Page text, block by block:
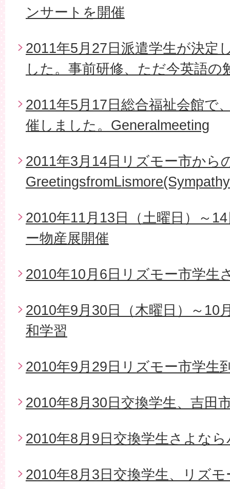
ンサートを開催
2011年5月27日派遣学生が決定
した。事前研修、ただ今英語の
2011年5月17日総合福祉会館で
催しました。Generalmeeting
2011年3月14日リズモー市から
2010年11月13日（土曜日）～
ー物産展開催
2010年10月6日リズモー市学生
2010年9月30日（木曜日）～10
和学習
2010年9月29日リズモー市学生
2010年8月30日交換学生、吉田
2010年8月9日交換学生さよな
2010年8月3日交換学生、リズ